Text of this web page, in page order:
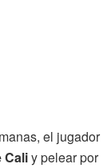
el jugador
Caliy pelear por